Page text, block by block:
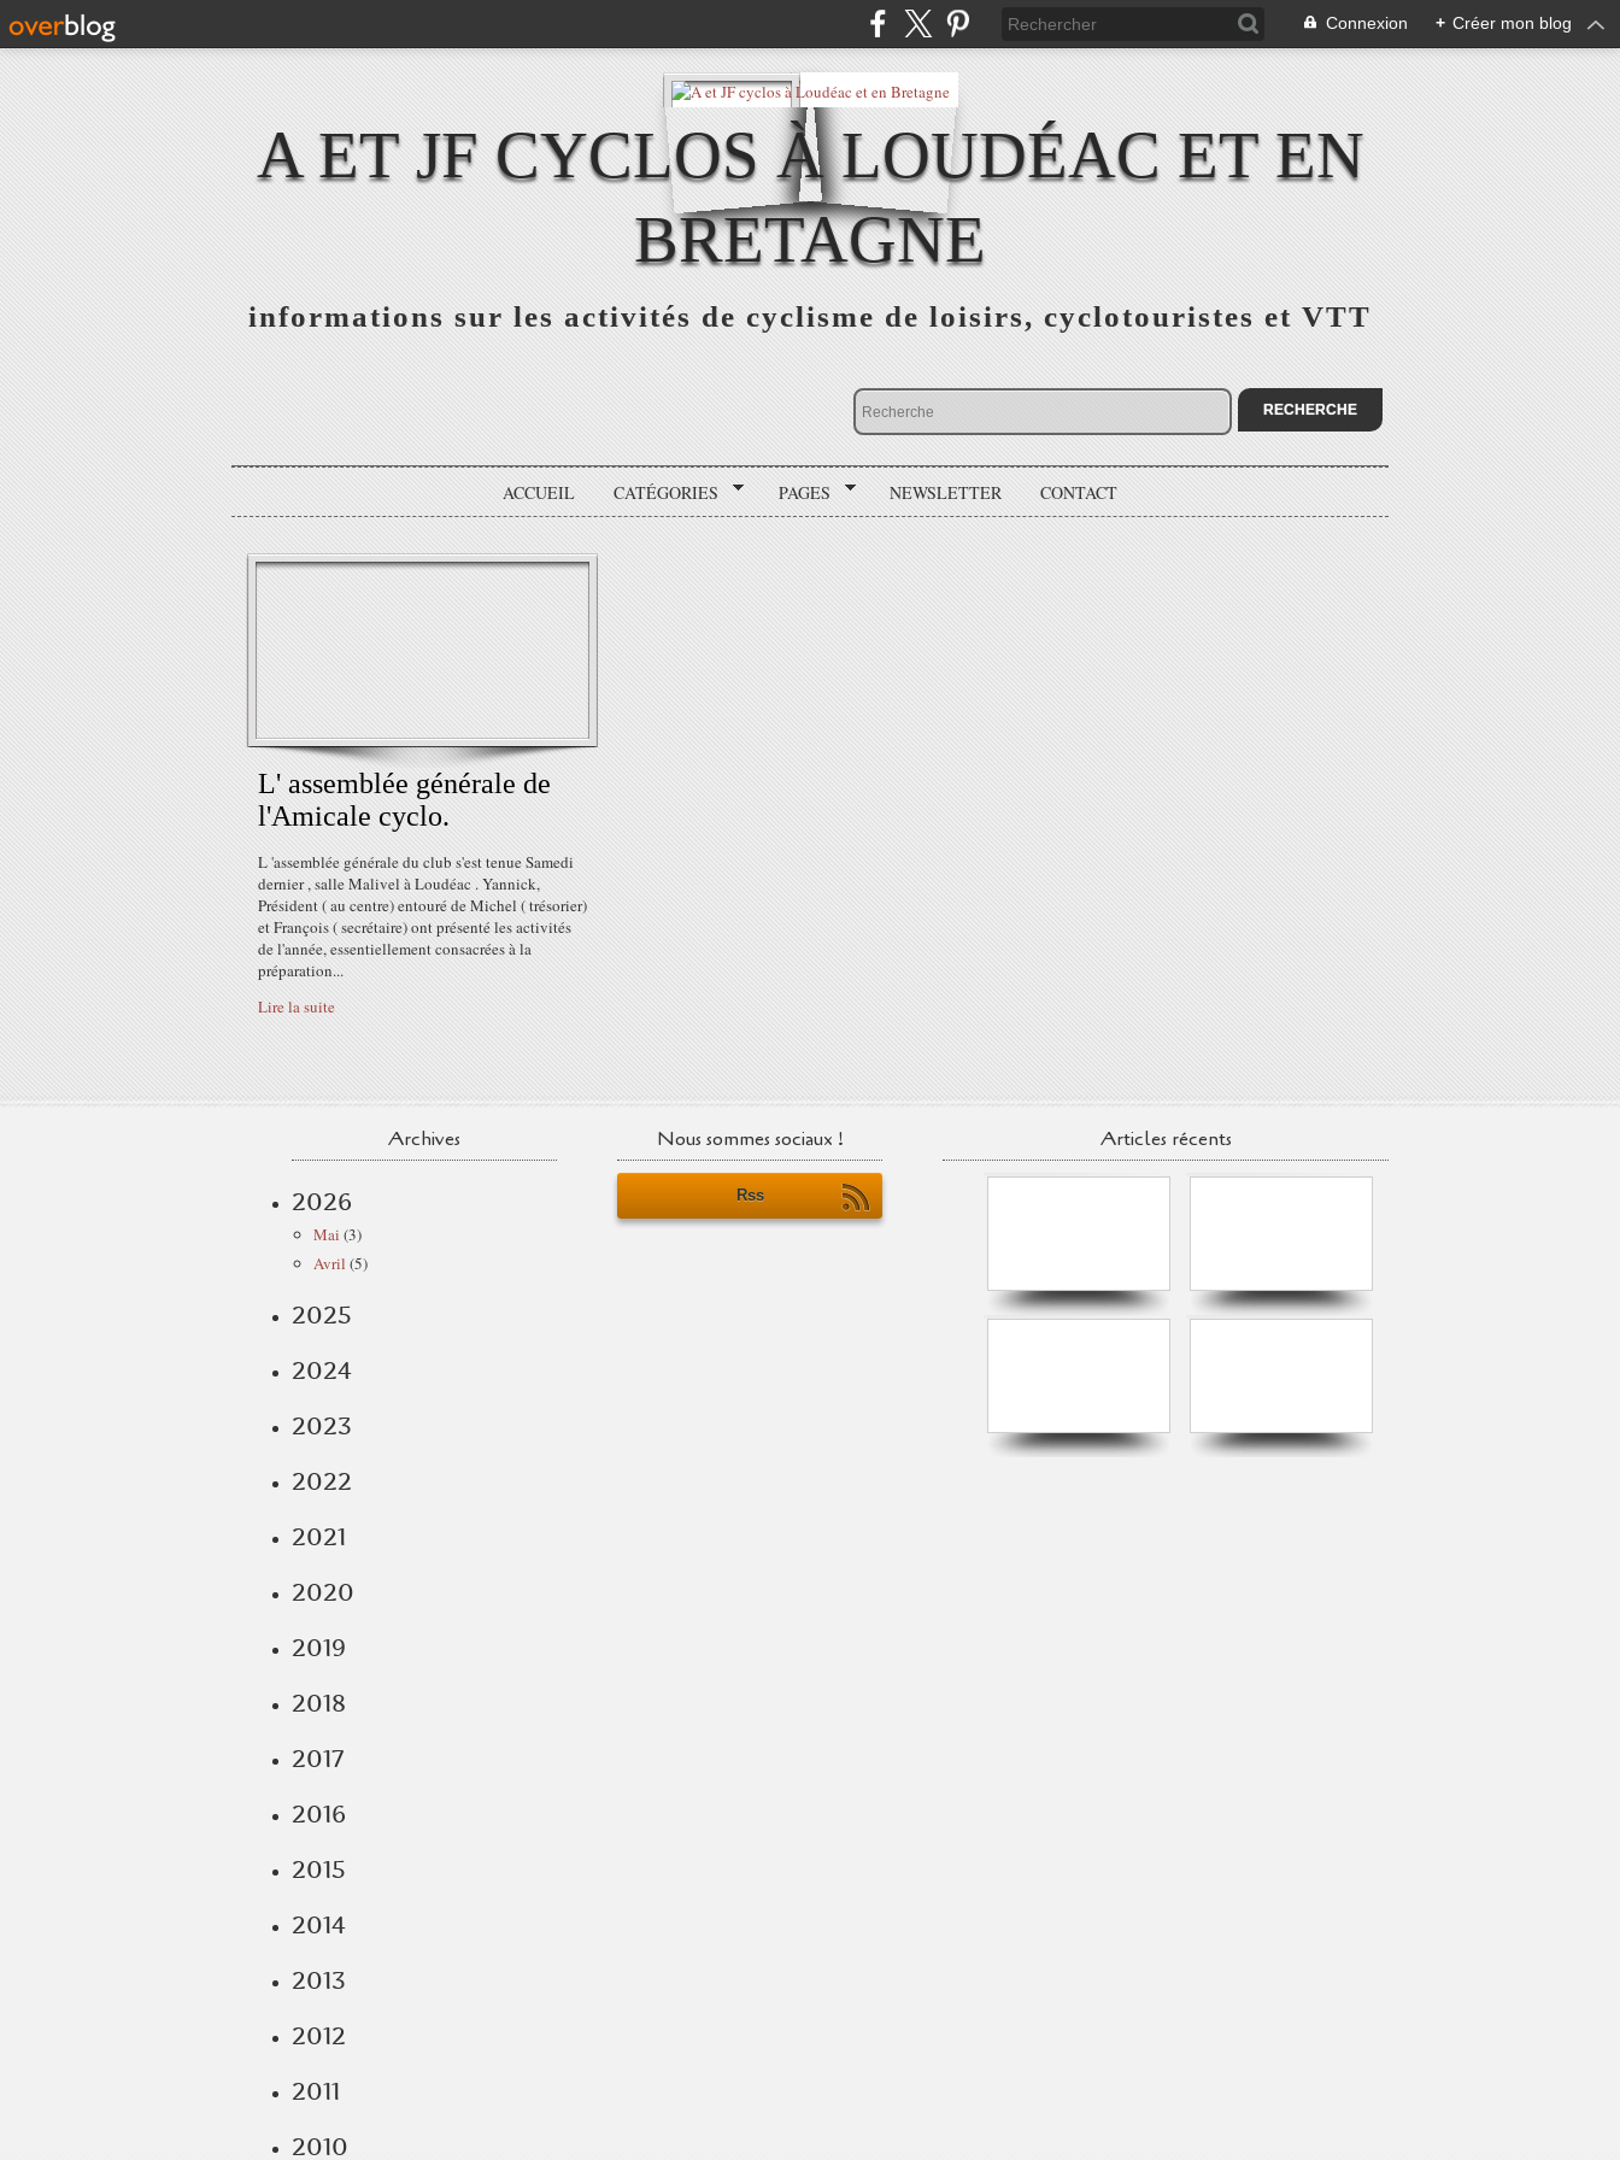
Connexion + Créer mon blog
A ET JF CYCLOS À LOUDÉAC ET EN
BRETAGNE
informations sur les activités de cyclisme de loisirs, cyclotouristes et VTT
ACCUEIL CATÉGORIES PAGES NEWSLETTER CONTACT
L' assemblée générale de
l'Amicale cyclo.
L 'assemblée générale du club s'est tenue Samedi
dernier , salle Malivel à Loudéac . Yannick,
Président ( au centre) entouré de Michel ( trésorier)
et François ( secrétaire) ont présenté les activités
de l'année, essentiellement consacrées à la
préparation...
Lire la suite
Archives
2026
Mai (3)
Avril (5)
2025
2024
2023
2022
2021
2020
2019
2018
2017
2016
2015
2014
2013
2012
2011
2010
Nous sommes sociaux !
Rss
Articles récents